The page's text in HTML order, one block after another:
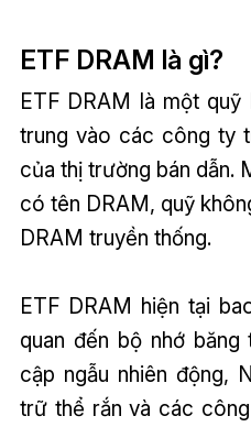
ETF DRAM là gì?
ETF DRAM là một
trung vào các công ty
của thị trường bán dẫn.
có tên DRAM, quỹ
DRAM truyền thống.
ETF DRAM hiện tại
quan đến bộ nhớ
cập ngẫu nhiên động,
trữ thể rắn và các